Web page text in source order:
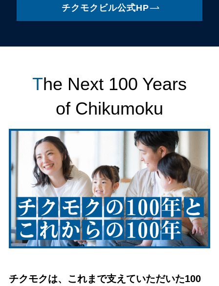
チクモクビル公式HP
The Next 100 Years
of Chikumoku
チクモクは、これまで支えていただいた100